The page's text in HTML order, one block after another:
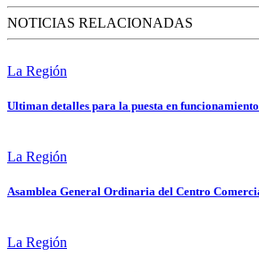
NOTICIAS RELACIONADAS
La Región
Ultiman detalles para la puesta en
La Región
Asamblea General Ordinaria del Centro
La Región